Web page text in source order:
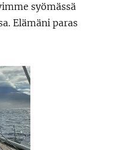
syömässä
Elämäni paras